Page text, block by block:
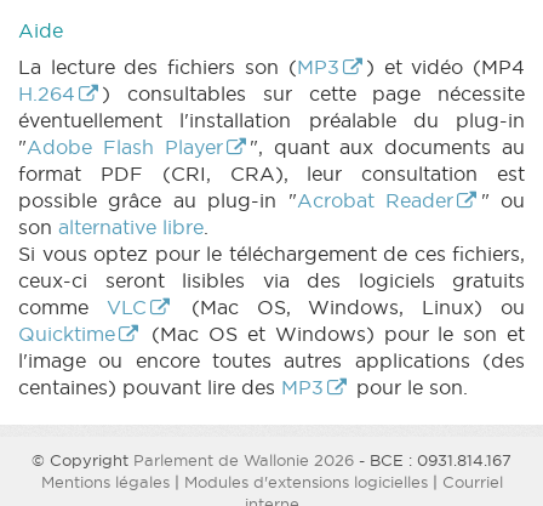
Aide
La lecture des fichiers son (MP3
) et vidéo (MP4
H.264
) consultables sur cette page nécessite
éventuellement l'installation préalable du plug-in
"Adobe Flash Player
", quant aux documents au
format PDF (CRI, CRA), leur consultation est
possible grâce au plug-in "Acrobat Reader
" ou
son alternative libre.
Si vous optez pour le téléchargement de ces fichiers,
ceux-ci seront lisibles via des logiciels gratuits
comme VLC
(Mac OS, Windows, Linux) ou
Quicktime
(Mac OS et Windows) pour le son et
l'image ou encore toutes autres applications (des
centaines) pouvant lire des MP3 pour le son.
© Copyright Parlement de Wallonie 2026 - BCE : 0931.814.167
Mentions légales| Modules d'extensions logicielles| Courriel